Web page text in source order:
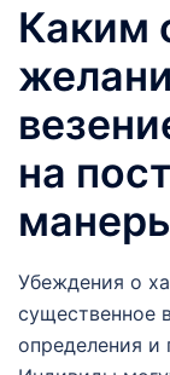
Каким
на
Убеждения о
существенное
определения и